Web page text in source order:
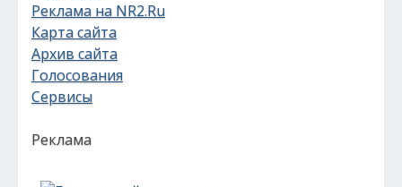
Реклама на NR2.Ru
Карта сайта
Архив сайта
Голосования
Сервисы
Реклама